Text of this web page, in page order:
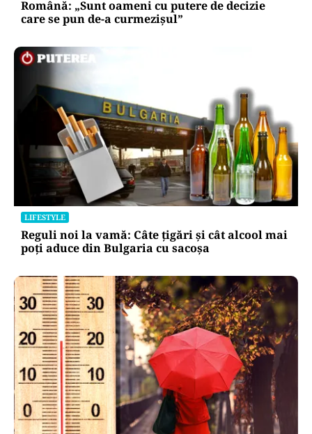
Română: „Sunt oameni cu putere de decizie
care se pun de-a curmezișul”
LIFESTYLE
Reguli noi la vamă: Câte țigări și cât alcool mai
poți aduce din Bulgaria cu sacoșa